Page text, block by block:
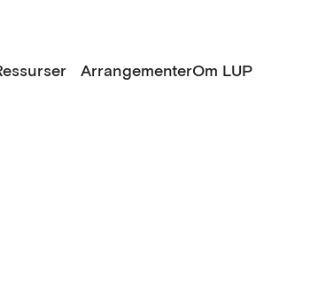
ArrangementerOm LUP